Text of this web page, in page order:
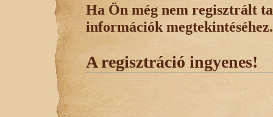
Ha Ön még nem regisztrált
információk megtekintéséhez.
A regisztráció ingyenes!